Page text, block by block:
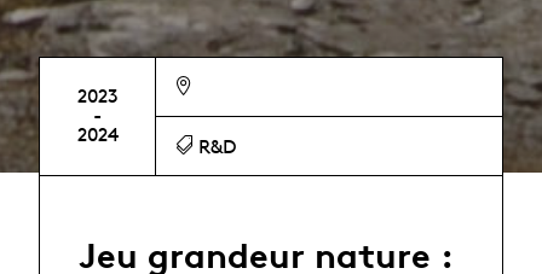
2023
-
2024
R&D
Jeu grandeur nature :